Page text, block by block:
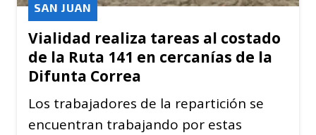
Vialidad realiza tareas al costado
de la Ruta 141 en cercanías de la
Difunta Correa
SAN JUAN
Los trabajadores de la repartición se
encuentran trabajando por estas